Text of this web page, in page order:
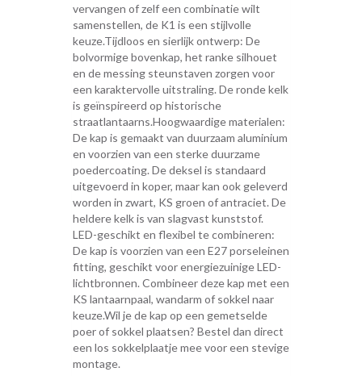
vervangen of zelf een combinatie wilt
samenstellen, de K1 is een stijlvolle
keuze.Tijdloos en sierlijk ontwerp: De
bolvormige bovenkap, het ranke silhouet
en de messing steunstaven zorgen voor
een karaktervolle uitstraling. De ronde kelk
is geïnspireerd op historische
straatlantaarns.Hoogwaardige materialen:
De kap is gemaakt van duurzaam aluminium
en voorzien van een sterke duurzame
poedercoating. De deksel is standaard
uitgevoerd in koper, maar kan ook geleverd
worden in zwart, KS groen of antraciet. De
heldere kelk is van slagvast kunststof.
LED-geschikt en flexibel te combineren:
De kap is voorzien van een E27 porseleinen
fitting, geschikt voor energiezuinige LED-
lichtbronnen. Combineer deze kap met een
KS lantaarnpaal, wandarm of sokkel naar
keuze.Wil je de kap op een gemetselde
poer of sokkel plaatsen? Bestel dan direct
een los sokkelplaatje mee voor een stevige
montage.